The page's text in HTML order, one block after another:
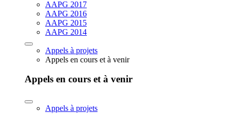
AAPG 2017
AAPG 2016
AAPG 2015
AAPG 2014
Appels à projets
Appels en cours et à venir
Appels en cours et à venir
Appels à projets